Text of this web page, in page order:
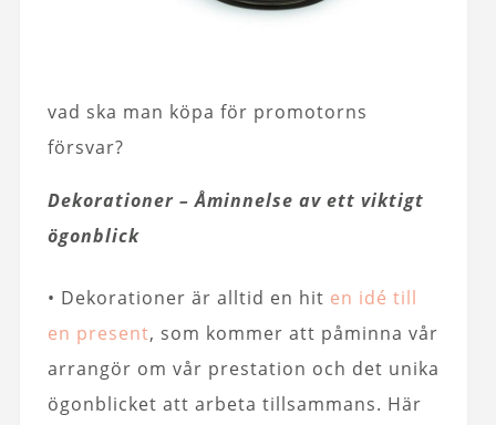
vad ska man köpa för promotorns
försvar?
Dekorationer – Åminnelse av ett viktigt
ögonblick
• Dekorationer är alltid en hit en idé till
en present, som kommer att påminna vår
arrangör om vår prestation och det unika
ögonblicket att arbeta tillsammans. Här